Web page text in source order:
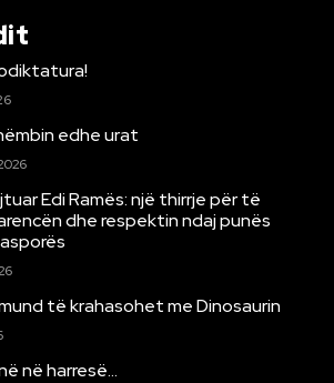
edhe urat
Edi Ramës: një thirrje për të
dhe respektin ndaj punës
të krahasohet me Dinosaurin
në harresë…